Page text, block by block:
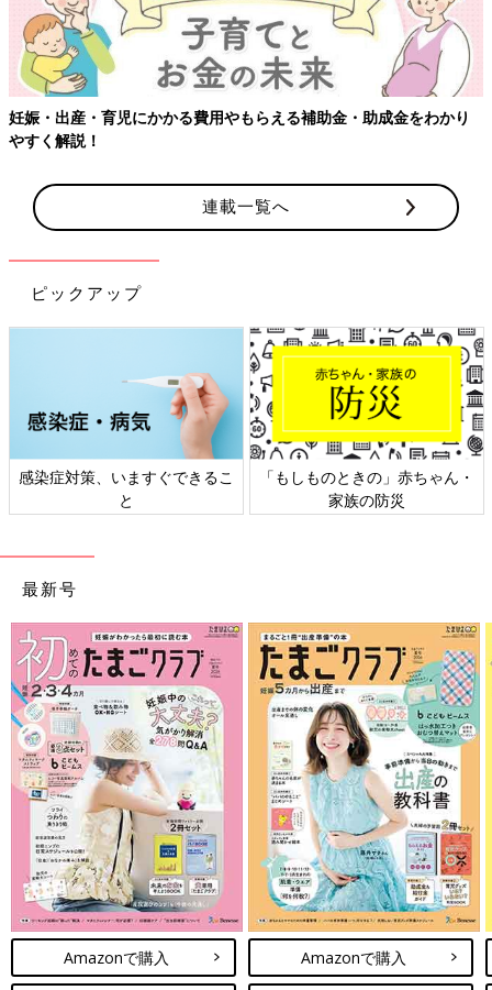
かる費用やもらえる補助金・助成金をわかり 【ワクチン接種でき
連載一覧へ
ピックアップ
ますぐできるこ
「もしものときの」赤ちゃん・
日本外来小
最新号
Amazonで購入 Amazonで購入